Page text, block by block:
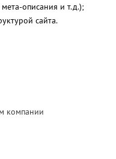
описания и т.д.);
сайта.
компании